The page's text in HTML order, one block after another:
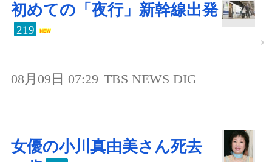
初めての「夜行」新幹線出発
219
08月09日 07:29 TBS NEWS DIG
女優の小川真由美さん死去